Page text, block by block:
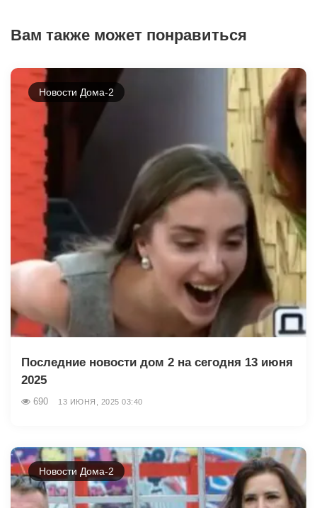
Вам также может понравиться
Новости Дома-2
Последние новости дом 2 на сегодня 13 июня
2025
690 13 ИЮНЯ, 2025 03:40
Новости Дома-2